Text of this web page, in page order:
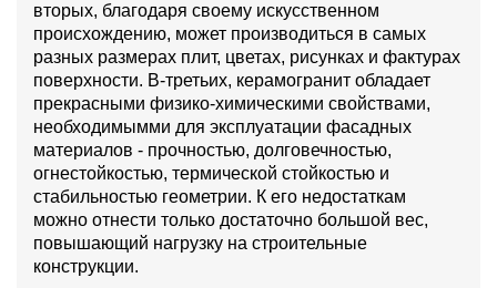
вторых, благодаря своему искусственном
происхождению, может производиться в самых
разных размерах плит, цветах, рисунках и фактурах
поверхности. В-третьих, керамогранит обладает
прекрасными физико-химическими свойствами,
необходимымми для эксплуатации фасадных
материалов - прочностью, долговечностью,
огнестойкостью, термической стойкостью и
стабильностью геометрии. К его недостаткам
можно отнести только достаточно большой вес,
повышающий нагрузку на строительные
конструкции.